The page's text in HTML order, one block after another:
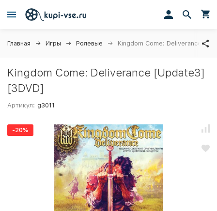
Главная Игры Ролевые Kingdom Come: Deliverance
Kingdom Come: Deliverance [Update3]
[3DVD]
Артикул: g3011
-20%